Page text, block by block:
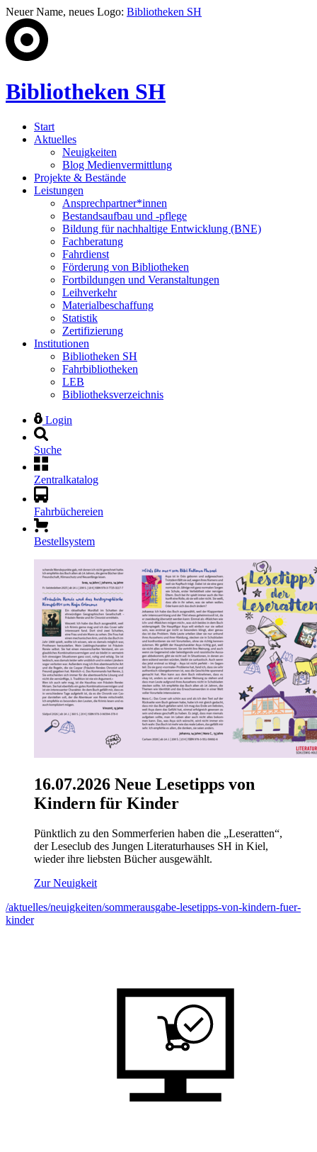
Neuer Name, neues Logo: Bibliotheken SH
Bibliotheken SH
Start
Aktuelles
Neuigkeiten
Blog Medienvermittlung
Projekte & Bestände
Leistungen
Ansprechpartner*innen
Bestandsaufbau und -pflege
Bildung für nachhaltige Entwicklung (BNE)
Fachberatung
Fahrdienst
Förderung von Bibliotheken
Fortbildungen und Veranstaltungen
Leihverkehr
Materialbeschaffung
Statistik
Zertifizierung
Institutionen
Bibliotheken SH
Fahrbibliotheken
LEB
Bibliotheksverzeichnis
Login
Suche
Zentralkatalog
Fahrbüchereien
Bestellsystem
16.07.2026 Neue Lesetipps von
Kindern für Kinder
Pünktlich zu den Sommerferien haben die „Leseratten“,
der Leseclub des Jungen Literaturhauses SH in Kiel,
wieder ihre liebsten Bücher ausgewählt.
Zur Neuigkeit
/aktuelles/neuigkeiten/sommerausgabe-lesetipps-von-kindern-fuer-
kinder